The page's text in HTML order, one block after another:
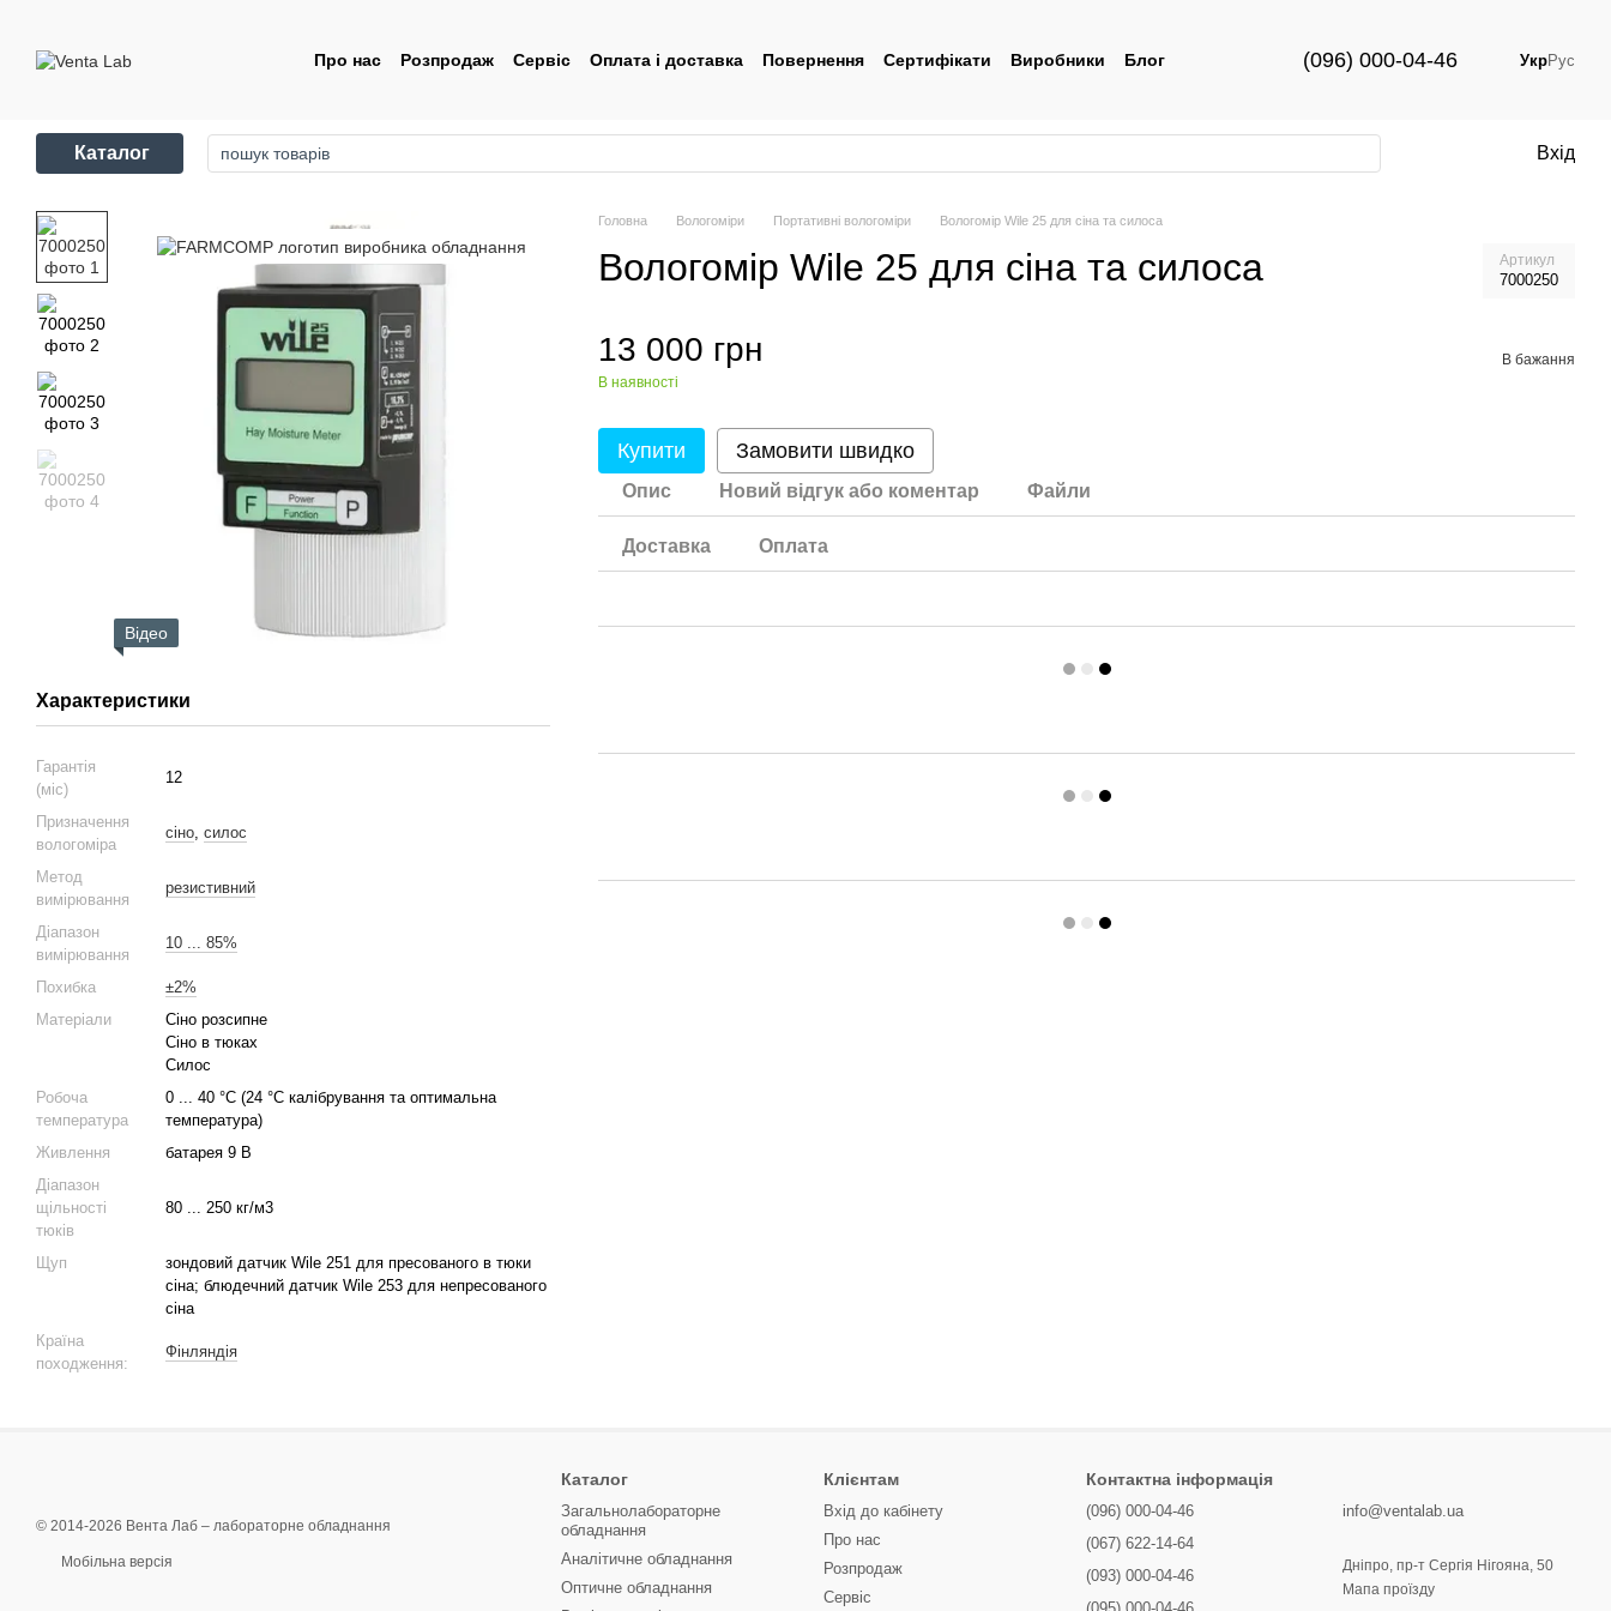
Про нас Розпродаж Сервіс Оплата і доставка Повернення Сертифікати Виробники
Блог
(096) 000-04-46 УкрРус
Каталог Вхід
Відео
Характеристики
Гарантія
(міс)
12
Призначення
вологоміра
сіно, силос
Метод
вимірювання
резистивний
Діапазон
вимірювання
10 ... 85%
Похибка
±2%
Матеріали
Сіно розсипне
Сіно в тюках
Силос
Робоча
температура
0 ... 40 °C (24 °C калібрування та оптимальна
температура)
Живлення
батарея 9 В
Діапазон
щільності
тюків
80 ... 250 кг/м3
Щуп
зондовий датчик Wile 251 для пресованого в тюки
сіна; блюдечний датчик Wile 253 для непресованого
сіна
Країна
походження:
Фінляндія
Головна Вологоміри Портативні вологоміри Вологомір Wile 25 для сіна та силоса
Вологомір Wile 25 для сіна та силоса Артикул
7000250
13 000 грн
В наявності
В бажання
Купити Замовити швидко
Опис Новий відгук або коментар Файли
Доставка Оплата
© 2014-2026 Вента Лаб – лабораторне обладнання
Мобільна версія
Каталог
Загальнолабораторне
обладнання
Аналітичне обладнання
Оптичне обладнання
Клієнтам
Вхід до кабінету
Про нас
Розпродаж
Сервіс
Контактна інформація
(096) 000-04-46
(067) 622-14-64
(093) 000-04-46
info@ventalab.ua
Дніпро, пр-т Сергія Нігояна, 50
Мапа проїзду